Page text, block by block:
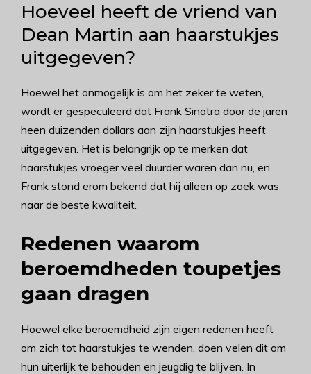
Hoeveel heeft de vriend van
Dean Martin aan haarstukjes
uitgegeven?
Hoewel het onmogelijk is om het zeker te weten,
wordt er gespeculeerd dat Frank Sinatra door de jaren
heen duizenden dollars aan zijn haarstukjes heeft
uitgegeven. Het is belangrijk op te merken dat
haarstukjes vroeger veel duurder waren dan nu, en
Frank stond erom bekend dat hij alleen op zoek was
naar de beste kwaliteit.
Redenen waarom
beroemdheden toupetjes
gaan dragen
Hoewel elke beroemdheid zijn eigen redenen heeft
om zich tot haarstukjes te wenden, doen velen dit om
hun uiterlijk te behouden en jeugdig te blijven. In